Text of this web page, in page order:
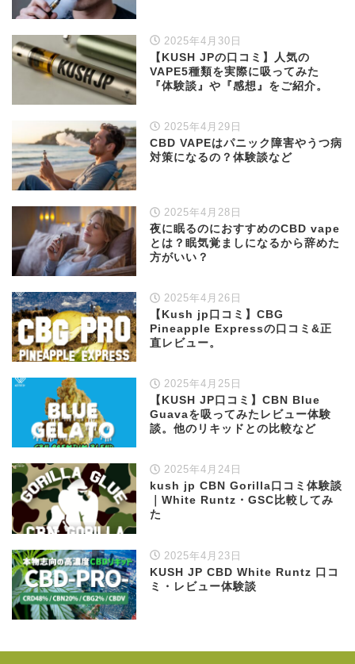
2025年4月30日
【KUSH JPの口コミ】人気の
VAPE5種類を実際に吸ってみた
『体験談』や『感想』をご紹介。
2025年4月29日
CBD VAPEはパニック障害やうつ病
対策になるの？体験談など
2025年4月28日
夜に眠るのにおすすめのCBD vape
とは？眠気覚ましになるから辞めた
方がいい？
2025年4月26日
【Kush jp口コミ】CBG
Pineapple Expressの口コミ&正
直レビュー。
2025年4月25日
【KUSH JP口コミ】CBN Blue
Guavaを吸ってみたレビュー体験
談。他のリキッドとの比較など
2025年4月24日
kush jp CBN Gorilla口コミ体験談
｜White Runtz・GSC比較してみ
た
2025年4月23日
KUSH JP CBD White Runtz 口コ
ミ・レビュー体験談